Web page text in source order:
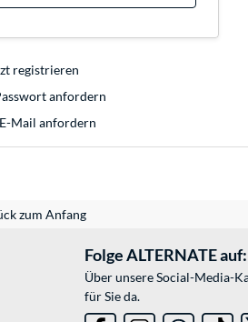
registrieren
anfordern
Mail anfordern
zum Anfang
Folge ALTERNATE auf:
Über unsere Social-Media-
für Sie da.